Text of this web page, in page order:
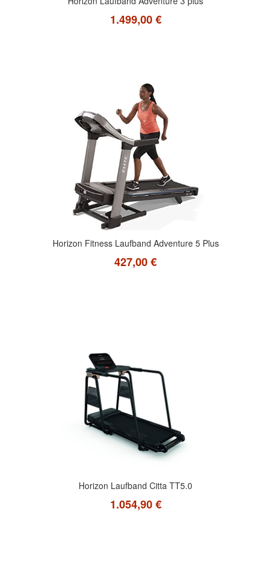
1.499,00 €
Horizon Fitness Laufband Adventure 5 Plus
427,00 €
Horizon Laufband Citta TT5.0
1.054,90 €